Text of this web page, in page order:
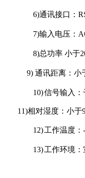
6)通讯接口：
7)输入电压：
8)总功率 小于
9) 通讯距离：小
10)信号输入
11)相对湿度： 小于
12)工作温度：
13)工作环境：